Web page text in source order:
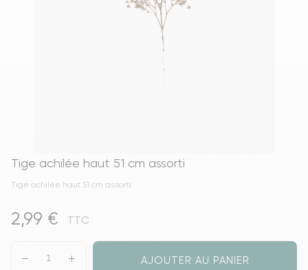
Tige achilée haut 51 cm assorti
Tige achilée haut 51 cm assorti
2,99 € TTC
AJOUTER AU PANIER